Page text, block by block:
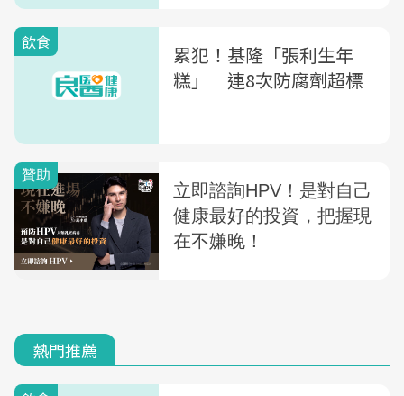
飲食
累犯！基隆「張利生年
糕」 連8次防腐劑超標
熱門推薦